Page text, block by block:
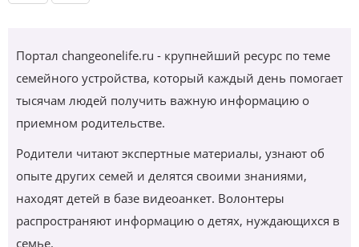
Портал changeonelife.ru - крупнейший ресурс по теме
семейного устройства, который каждый день помогает
тысячам людей получить важную информацию о
приемном родительстве.
Родители читают экспертные материалы, узнают об
опыте других семей и делятся своими знаниями,
находят детей в базе видеоанкет. Волонтеры
распространяют информацию о детях, нуждающихся в
семье.